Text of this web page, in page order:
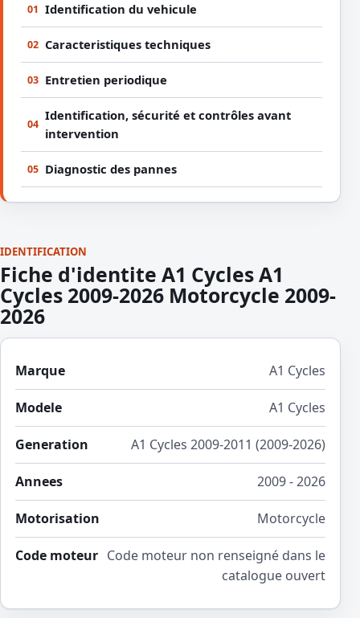
01 Identification du vehicule
02 Caracteristiques techniques
03 Entretien periodique
04
Identification, sécurité et contrôles avant
intervention
05 Diagnostic des pannes
IDENTIFICATION
Fiche d'identite A1 Cycles A1
Cycles 2009-2026 Motorcycle 2009-
2026
Marque A1 Cycles
Modele A1 Cycles
Generation A1 Cycles 2009-2011 (2009-2026)
Annees 2009 - 2026
Motorisation Motorcycle
Code moteur Code moteur non renseigné dans le
catalogue ouvert